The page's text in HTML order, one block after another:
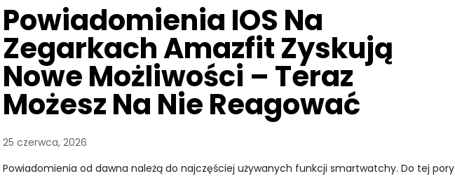
Powiadomienia IOS Na
Zegarkach Amazfit Zyskują
Nowe Możliwości – Teraz
Możesz Na Nie Reagować
25 czerwca, 2026
Powiadomienia od dawna należą do najczęściej używanych funkcji smartwatchy. Do tej pory